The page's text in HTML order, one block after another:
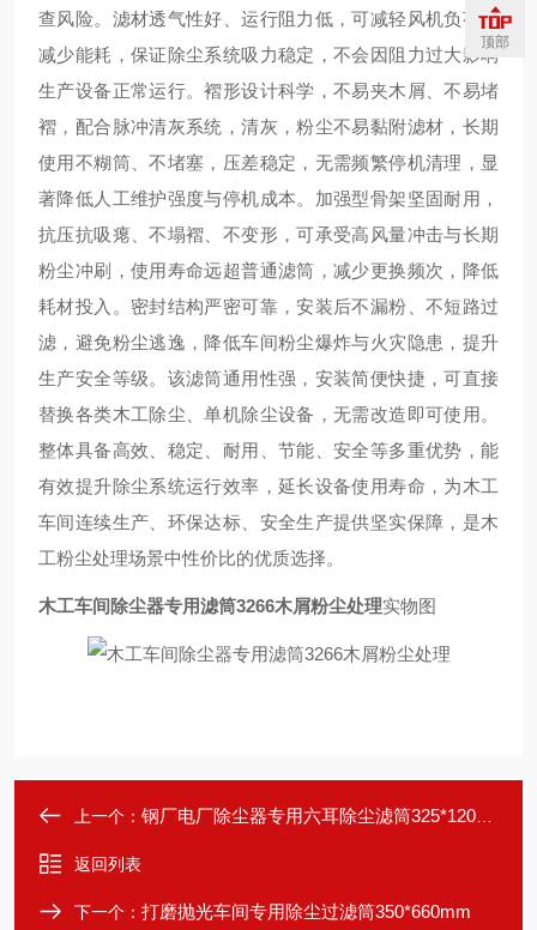
查风险。滤材透气性好、运行阻力低，可减轻风机负荷，
减少能耗，保证除尘系统吸力稳定，不会因阻力过大影响
生产设备正常运行。褶形设计科学，不易夹木屑、不易堵
褶，配合脉冲清灰系统，清灰，粉尘不易黏附滤材，长期
使用不糊筒、不堵塞，压差稳定，无需频繁停机清理，显
著降低人工维护强度与停机成本。加强型骨架坚固耐用，
抗压抗吸瘪、不塌褶、不变形，可承受高风量冲击与长期
粉尘冲刷，使用寿命远超普通滤筒，减少更换频次，降低
耗材投入。密封结构严密可靠，安装后不漏粉、不短路过
滤，避免粉尘逃逸，降低车间粉尘爆炸与火灾隐患，提升
生产安全等级。该滤筒通用性强，安装简便快捷，可直接
替换各类木工除尘、单机除尘设备，无需改造即可使用。
整体具备高效、稳定、耐用、节能、安全等多重优势，能
有效提升除尘系统运行效率，延长设备使用寿命，为木工
车间连续生产、环保达标、安全生产提供坚实保障，是木
工粉尘处理场景中性价比的优质选择。
木工车间除尘器专用滤筒3266木屑粉尘处理实物图
上一个： 钢厂电厂除尘器专用六耳除尘滤筒325*1200mm
返回列表
下一个： 打磨抛光车间专用除尘过滤筒350*660mm
顶部